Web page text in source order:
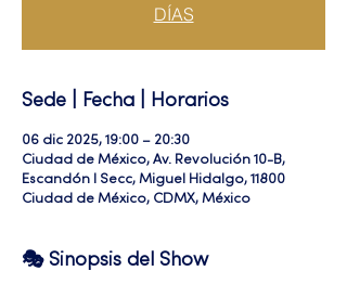
DÍAS
Sede | Fecha | Horarios
06 dic 2025, 19:00 – 20:30
Ciudad de México, Av. Revolución 10-B,
Escandón I Secc, Miguel Hidalgo, 11800
Ciudad de México, CDMX, México
🎭 Sinopsis del Show